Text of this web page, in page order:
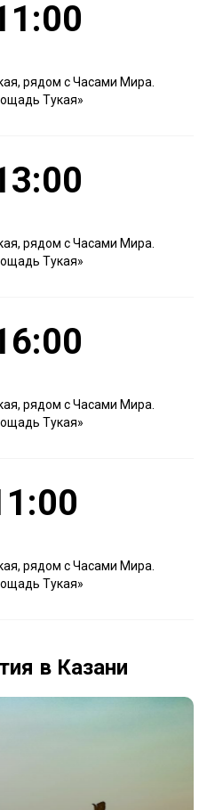
рядом с Часами Мира.
Тукая»
рядом с Часами Мира.
Тукая»
рядом с Часами Мира.
Тукая»
рядом с Часами Мира.
Тукая»
в Казани